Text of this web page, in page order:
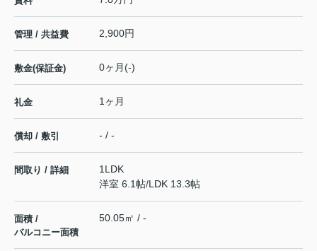
管理 / 共益費 2,900円
敷金(保証金) 0ヶ月(-)
礼金 1ヶ月
償却 / 敷引 - / -
間取り / 詳細
1LDK
洋室 6.1帖/LDK 13.3帖
面積 /
バルコニー面積
50.05㎡ / -